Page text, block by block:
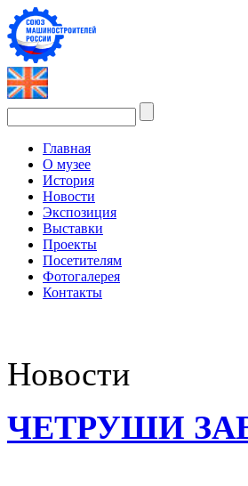
Главная
О музее
История
Новости
Экспозиция
Выставки
Проекты
Посетителям
Фотогалерея
Контакты
Новости
ЧЕТРУШИ